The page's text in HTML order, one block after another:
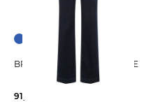
BRAX | Damen Jeans MAINE
91,25 €